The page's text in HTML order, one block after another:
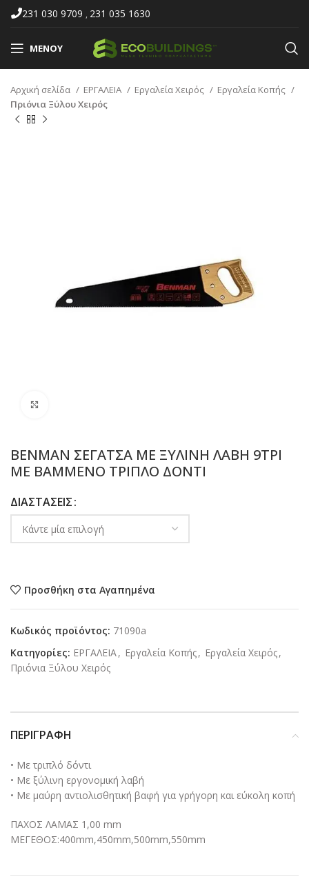
231 030 9709 , 231 035 1630
ΜΕΝΟΎ
Αρχική σελίδα ΕΡΓΑΛΕΙΑ Εργαλεία Χειρός
Εργαλεία Κοπής
Πριόνια Ξύλου Χειρός
BENMAN ΣΕΓΑΤΣΑ ΜΕ ΞΥΛΙΝΗ ΛΑΒΗ 9TPI
ΜΕ ΒΑΜΜΕΝΟ ΤΡΙΠΛΟ ΔΟΝΤΙ
ΔΙΑΣΤΑΣΕΙΣ
Προσθήκη στα Αγαπημένα
Κωδικός προϊόντος: 71090a
Κατηγορίες: ΕΡΓΑΛΕΙΑ, Εργαλεία Κοπής, Εργαλεία Χειρός,
Πριόνια Ξύλου Χειρός
ΠΕΡΙΓΡΑΦΉ
• Με τριπλό δόντι
• Με ξύλινη εργονομική λαβή
• Με μαύρη αντιολισθητική βαφή για γρήγορη και εύκολη κοπή
ΠΑΧΟΣ ΛΑΜΑΣ 1,00 mm
ΜΕΓΕΘΟΣ:400mm,450mm,500mm,550mm